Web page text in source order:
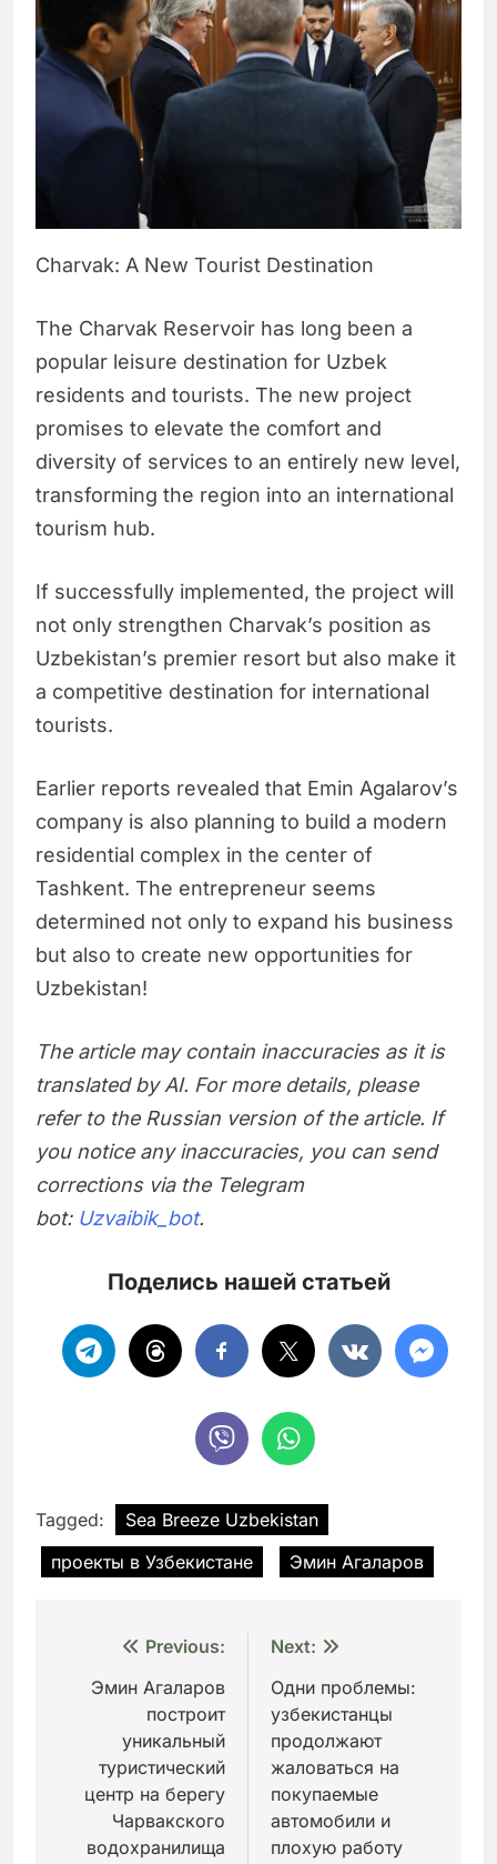
Charvak: A New Tourist Destination
The Charvak Reservoir has long been a
popular leisure destination for Uzbek
residents and tourists. The new project
promises to elevate the comfort and
diversity of services to an entirely new level,
transforming the region into an international
tourism hub.
If successfully implemented, the project will
not only strengthen Charvak’s position as
Uzbekistan’s premier resort but also make it
a competitive destination for international
tourists.
Earlier reports revealed that Emin Agalarov’s
company is also planning to build a modern
residential complex in the center of
Tashkent. The entrepreneur seems
determined not only to expand his business
but also to create new opportunities for
Uzbekistan!
The article may contain inaccuracies as it is
translated by AI. For more details, please
refer to the Russian version of the article. If
you notice any inaccuracies, you can send
corrections via the Telegram
bot: Uzvaibik_bot.
Поделись нашей статьей
Tagged:
Sea Breeze Uzbekistan
проекты в Узбекистане
Эмин Агаларов
Навигация
записям
Previous:
Эмин Агаларов
построит
уникальный
туристический
центр на берегу
Чарвакского
водохранилища
Next:
Одни проблемы:
узбекистанцы
продолжают
жаловаться на
покупаемые
автомобили и
плохую работу